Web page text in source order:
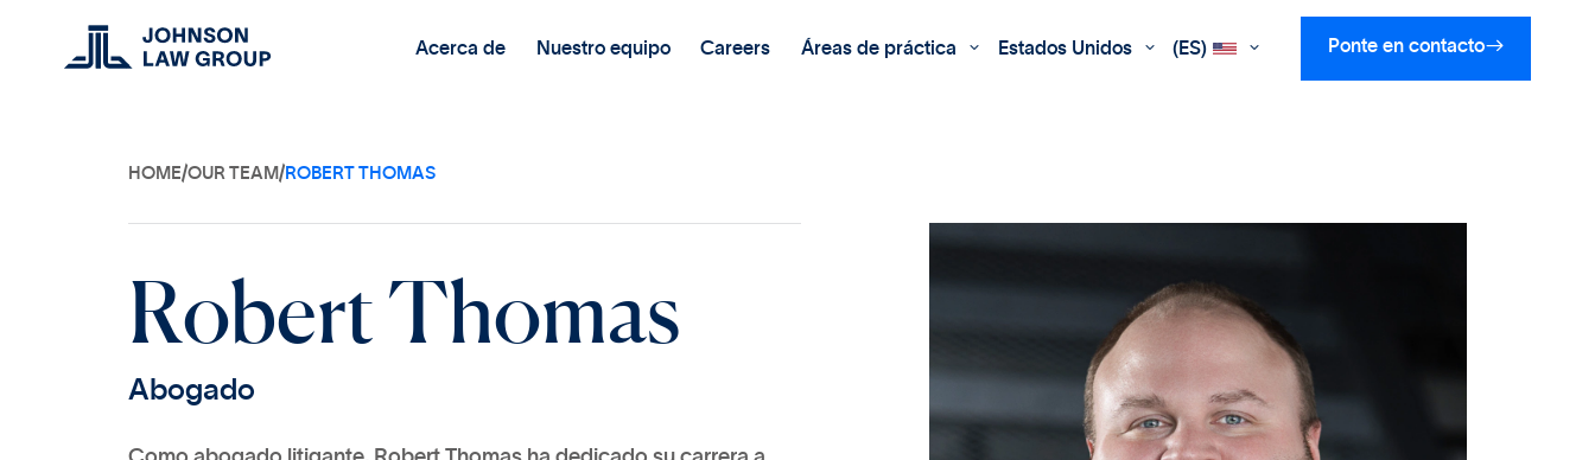
Acerca de Nuestro equipo Careers Áreas de práctica  Estados Unidos  (ES)  Ponte en contacto
HOME/OUR TEAM/ROBERT THOMAS
RobertThomas
A bogado